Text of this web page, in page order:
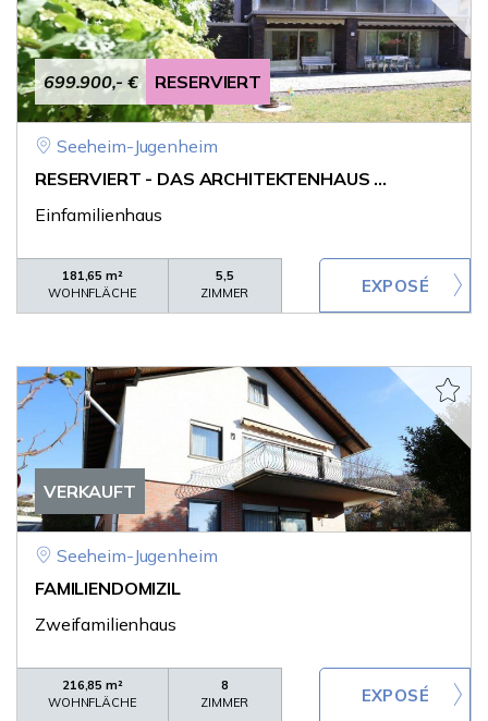
699.900,- € RESERVIERT
Seeheim-Jugenheim
RESERVIERT - DAS ARCHITEKTENHAUS ...
Einfamilienhaus
181,65 m²
WOHNFLÄCHE
5,5
ZIMMER
VERKAUFT
Seeheim-Jugenheim
FAMILIENDOMIZIL
Zweifamilienhaus
216,85 m²
WOHNFLÄCHE
8
ZIMMER